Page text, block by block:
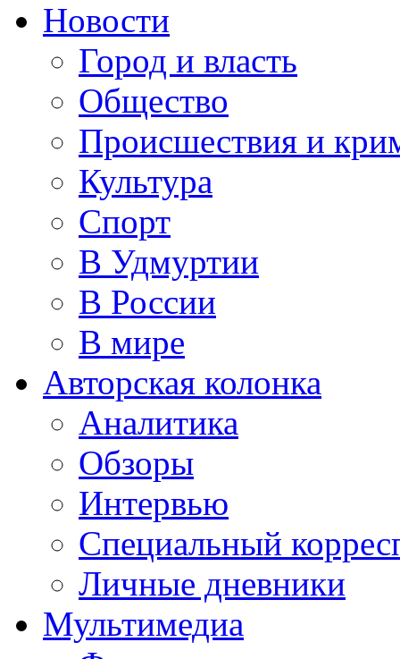
Новости
Город и власть
Общество
Происшествия и
Культура
Спорт
В Удмуртии
В России
В мире
Авторская колонка
Аналитика
Обзоры
Интервью
Специальный
Личные дневники
Мультимедиа